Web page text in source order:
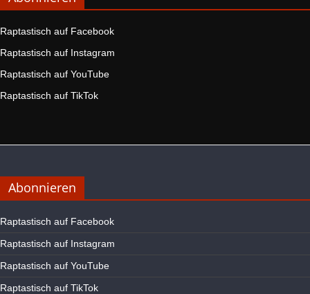
Raptastisch auf Facebook
Raptastisch auf Instagram
Raptastisch auf YouTube
Raptastisch auf TikTok
Abonnieren
Raptastisch auf Facebook
Raptastisch auf Instagram
Raptastisch auf YouTube
Raptastisch auf TikTok